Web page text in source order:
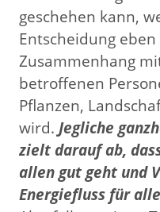
geschehen kann,
Entscheidung
Zusammenhang
betroffenen
Pflanzen,
wird. Jegliche
zielt darauf ab,
allen gut geht und
Energiefluss für